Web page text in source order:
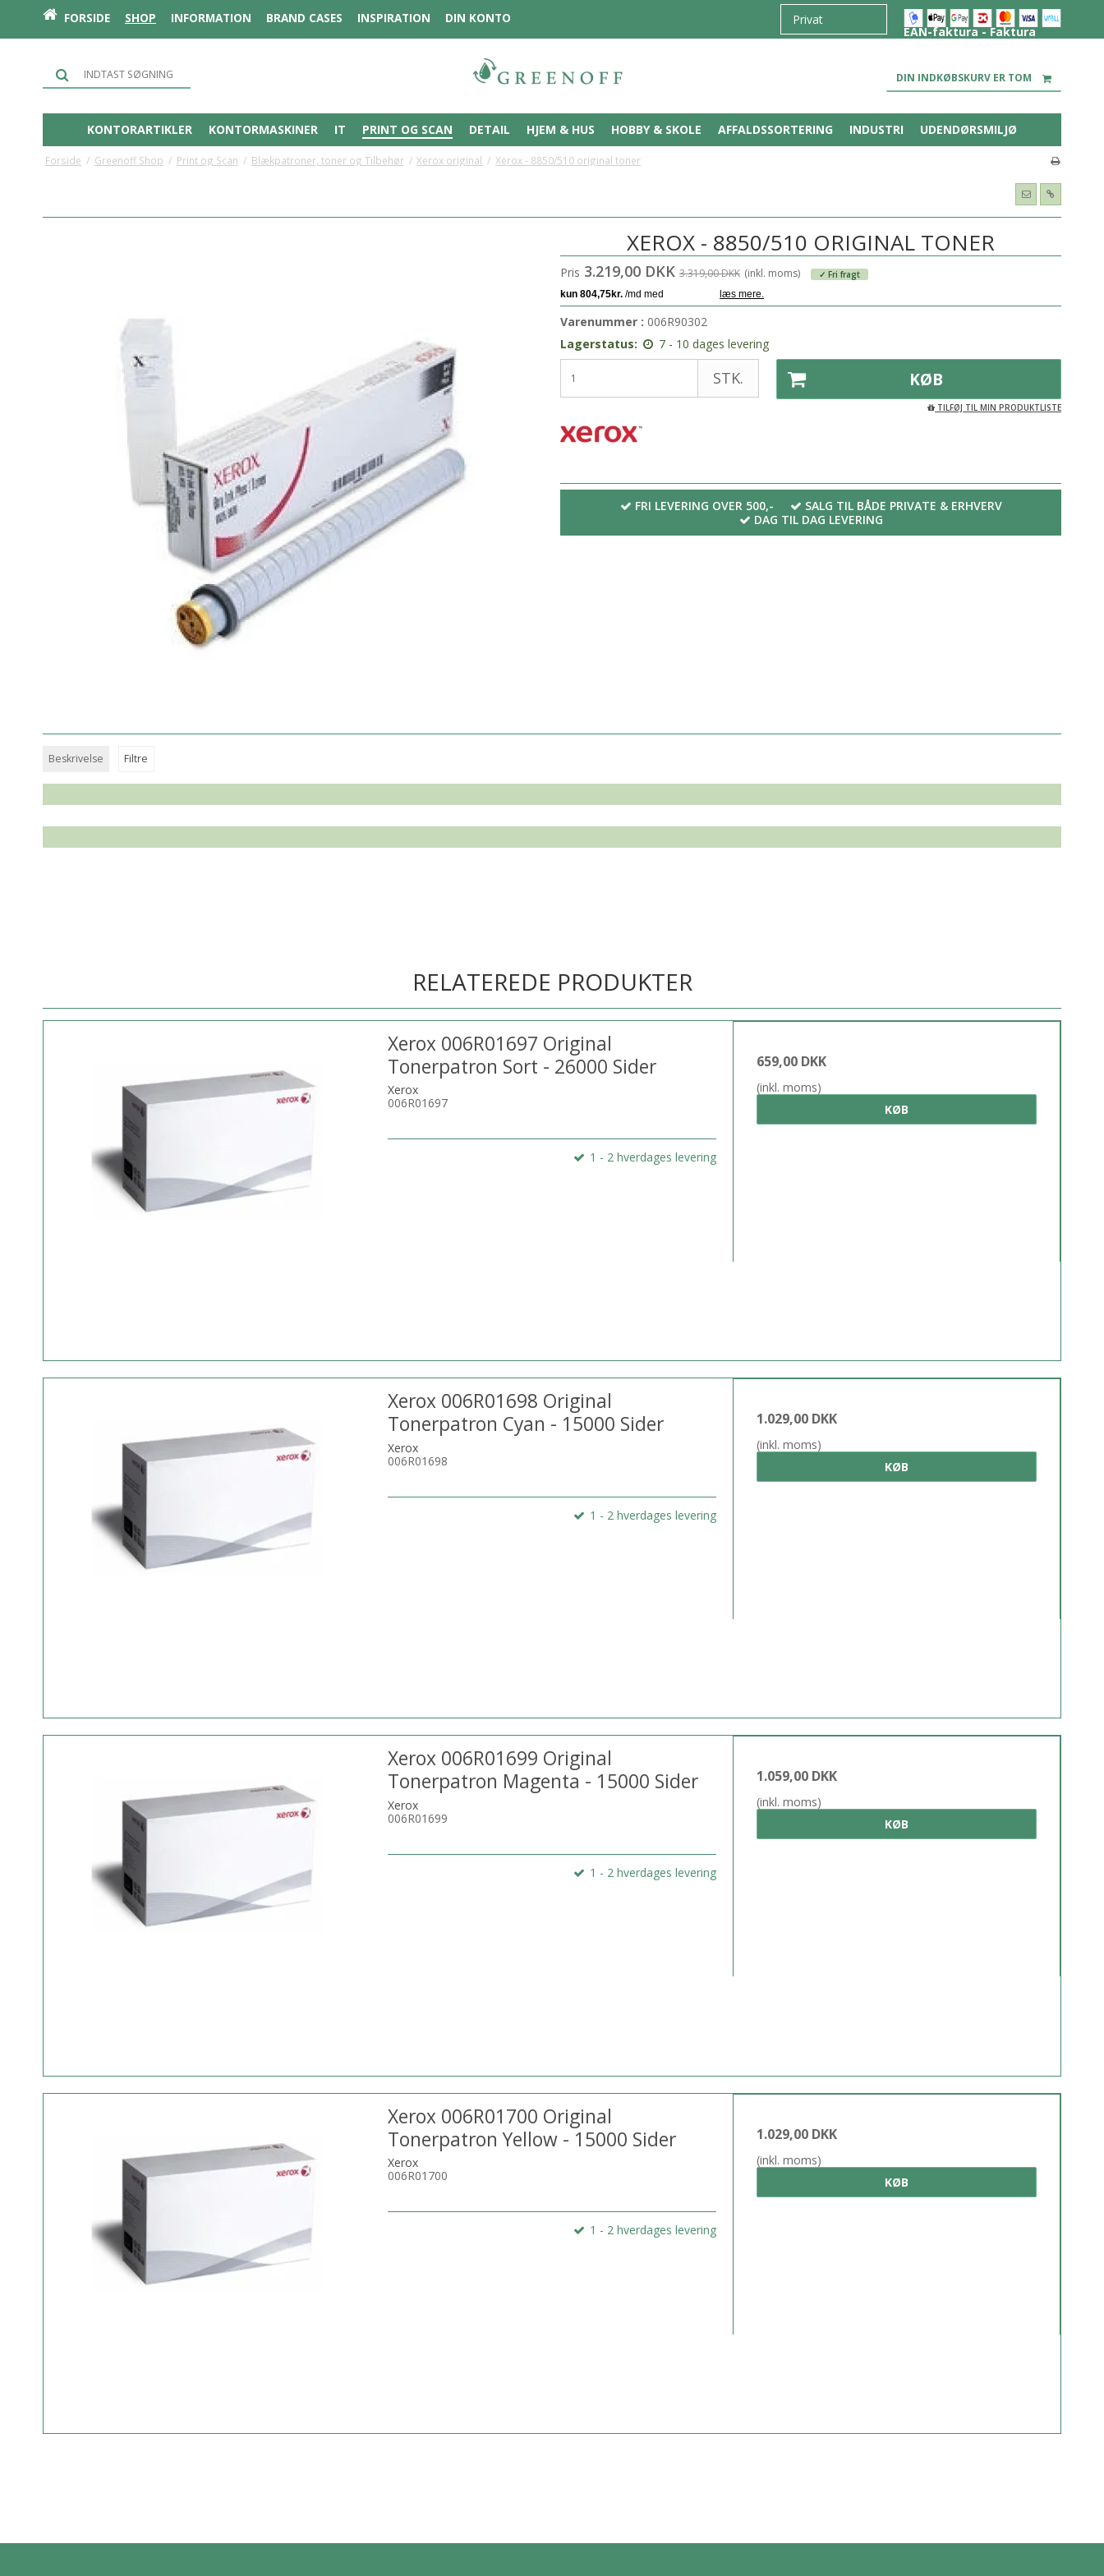
FORSIDE SHOP INFORMATION BRAND CASES INSPIRATION DIN KONTO
EAN-faktura - Faktura
DIN INDKØBSKURV ER TOM
KONTORARTIKLER KONTORMASKINER IT PRINT OG SCAN DETAIL HJEM & HUS HOBBY & SKOLE AFFALDSSORTERING INDUSTRI UDENDØRSMILJØ
Forside / Greenoff Shop / Print og Scan / Blækpatroner, toner og Tilbehør / Xerox original / Xerox - 8850/510 original toner
XEROX - 8850/510 ORIGINAL TONER
Pris 3.219,00 DKK 3.319,00 DKK (inkl. moms) ✓ Fri fragt
Varenummer : 006R90302
Lagerstatus:
7 - 10 dages levering
STK. KØB
TILFØJ TIL MIN PRODUKTLISTE
FRI LEVERING OVER 500,-
SALG TIL BÅDE PRIVATE & ERHVERV
DAG TIL DAG LEVERING
Beskrivelse Filtre
RELATEREDE PRODUKTER
Xerox 006R01697 Original
Tonerpatron Sort - 26000 Sider
Xerox
006R01697
1 - 2 hverdages levering
659,00 DKK
(inkl. moms)
KØB
Xerox 006R01698 Original
Tonerpatron Cyan - 15000 Sider
Xerox
006R01698
1 - 2 hverdages levering
1.029,00 DKK
(inkl. moms)
KØB
Xerox 006R01699 Original
Tonerpatron Magenta - 15000 Sider
Xerox
006R01699
1 - 2 hverdages levering
1.059,00 DKK
(inkl. moms)
KØB
Xerox 006R01700 Original
Tonerpatron Yellow - 15000 Sider
Xerox
006R01700
1 - 2 hverdages levering
1.029,00 DKK
(inkl. moms)
KØB